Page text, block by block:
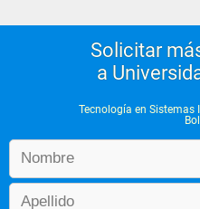
Solicitar
a
Tecnología en Sistemas